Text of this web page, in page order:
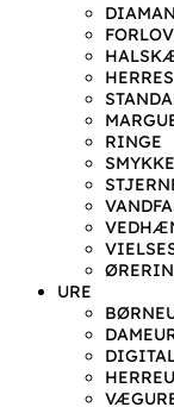
RINGE
URE